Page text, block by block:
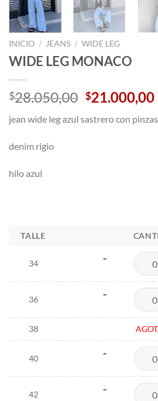
INICIO / JEANS / WIDE LEG
WIDE LEG MONACO
$28.050,00 El
original
$21.000,00El
jean wide leg azul sastrero con pinzas
denim rigio
hilo azul
TALLE
34 -
36 -
38
40 -
42 -